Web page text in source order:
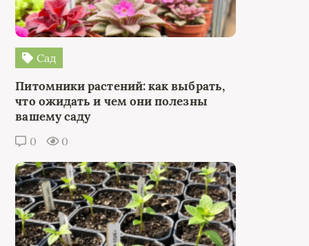
Сад
Питомники растений: как выбрать,
что ожидать и чем они полезны
вашему саду
0 0